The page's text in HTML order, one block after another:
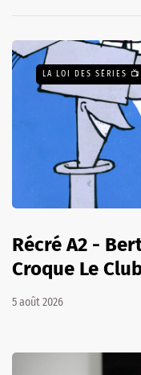
LA LOI DES SÉRIES 📺
Récré A2 -
Croque Le
5 août 2026